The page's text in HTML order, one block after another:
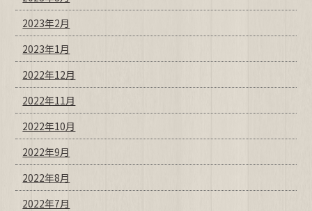
2023年2月
2023年1月
2022年12月
2022年11月
2022年10月
2022年9月
2022年8月
2022年7月